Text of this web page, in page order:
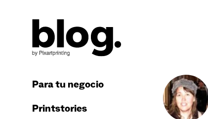
Para tu negocio
Printstories